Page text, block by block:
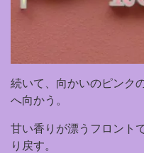
続いて、向かいのピンク
へ向かう。
甘い香りが漂うフロント
り戻す。